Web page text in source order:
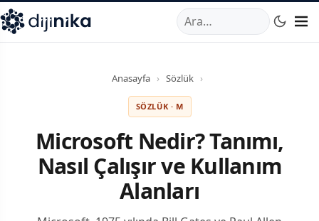
,Marmara Mahallesi,Beylikdüzü34520TRTelefon:0850
Anasayfa › Sözlük ›
SÖZLÜK · M
Microsoft Nedir? Tanımı,
Nasıl Çalışır ve Kullanım
Alanları